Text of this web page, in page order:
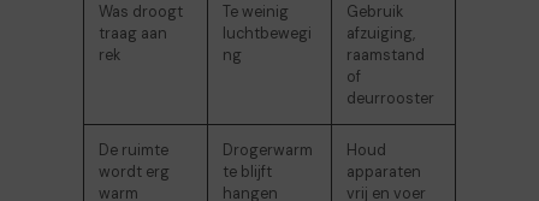
Was droogt
traag aan
rek
Te weinig
luchtbewegi
ng
Gebruik
afzuiging,
raamstand
of
deurrooster
De ruimte
wordt erg
warm
Drogerwarm
te blijft
hangen
Houd
apparaten
vrij en voer